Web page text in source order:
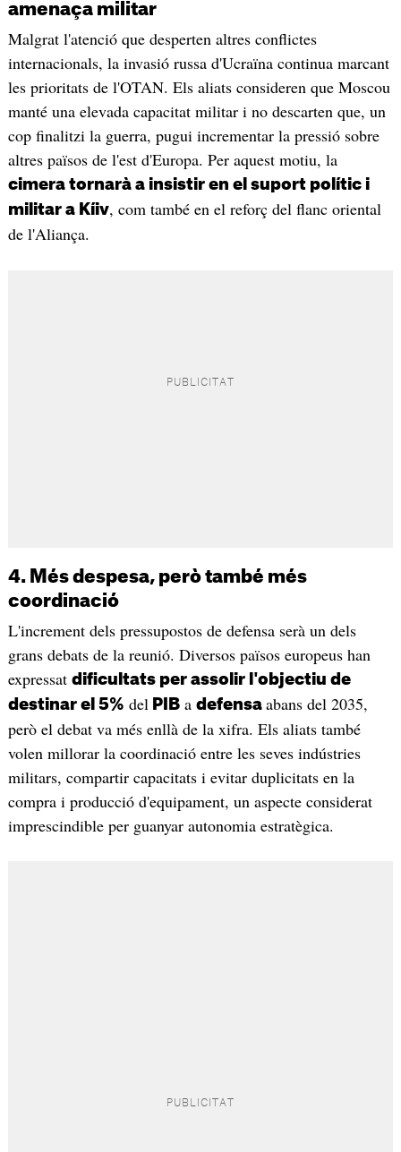
amenaça militar
Malgrat l'atenció que desperten altres conflictes
internacionals, la invasió russa d'Ucraïna continua marcant
les prioritats de l'OTAN. Els aliats consideren que Moscou
manté una elevada capacitat militar i no descarten que, un
cop finalitzi la guerra, pugui incrementar la pressió sobre
altres països de l'est d'Europa. Per aquest motiu, la
cimera tornarà a insistir en el suport polític i
militar a Kíiv, com també en el reforç del flanc oriental
de l'Aliança.
4. Més despesa, però també més
coordinació
L'increment dels pressupostos de defensa serà un dels
grans debats de la reunió. Diversos països europeus han
expressat dificultats per assolir l'objectiu de
destinar el 5% del PIBa defensa abans del 2035,
però el debat va més enllà de la xifra. Els aliats també
volen millorar la coordinació entre les seves indústries
militars, compartir capacitats i evitar duplicitats en la
compra i producció d'equipament, un aspecte considerat
imprescindible per guanyar autonomia estratègica.